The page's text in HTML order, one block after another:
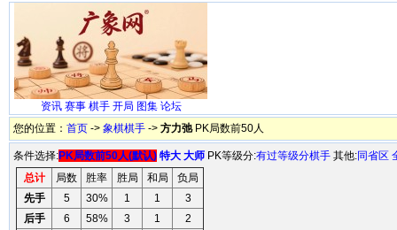
资讯 赛事 棋手 开局 图集 论坛
您的位置： 首页 -> 象棋棋手 -> 方力弛PK局数前50人
条件选择:PK局数前50人(默认) 特大 大师 PK等级分:有过等级分棋手 其他:同省区
总计
局数 胜率 胜局 和局
负局
先手
5 30% 1 1
3
后手
6 58% 3 1
2